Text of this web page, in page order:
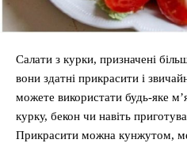
Салати з курки, призначені
вони здатні прикрасити і
можете використати будь-яке
курку, бекон чи навіть
Прикрасити можна кунжутом,